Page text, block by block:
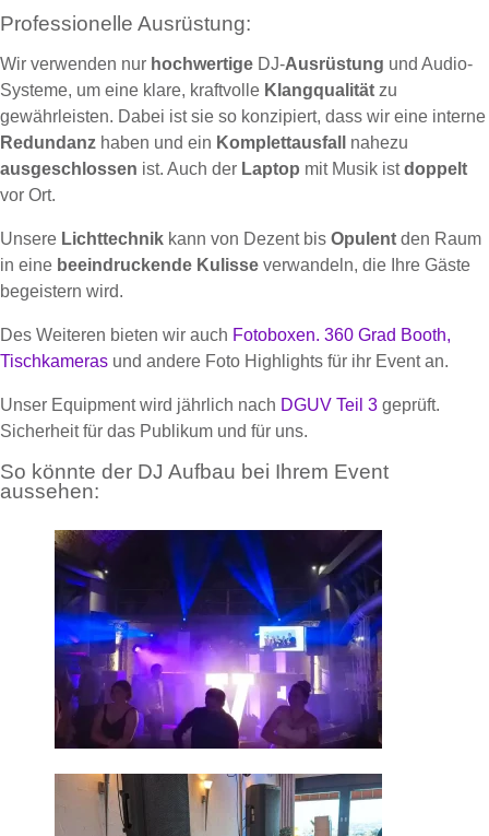
Professionelle Ausrüstung:
Wir verwenden nur hochwertige DJ-Ausrüstung und Audio-
Systeme, um eine klare, kraftvolle Klangqualität zu
gewährleisten. Dabei ist sie so konzipiert, dass wir eine interne
Redundanz haben und ein Komplettausfall
nahezu
ausgeschlossen ist. Auch der Laptop mit Musik istdoppelt
vor Ort.
Unsere Lichttechnik kann von Dezent bis Opulent den Raum
in eine beeindruckende Kulisse verwandeln, die Ihre Gäste
begeistern wird.
Des Weiteren bieten wir auch Fotoboxen. 360 Grad Booth,
Tischkameras und andere Foto Highlights für ihr Event an.
Unser Equipment wird jährlich nach DGUV Teil 3 geprüft.
Sicherheit für das Publikum und für uns.
So könnte der DJ Aufbau bei Ihrem Event
aussehen: